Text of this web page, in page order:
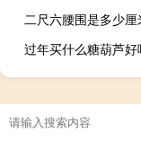
二尺六腰围是多少厘
过年买什么糖葫芦好